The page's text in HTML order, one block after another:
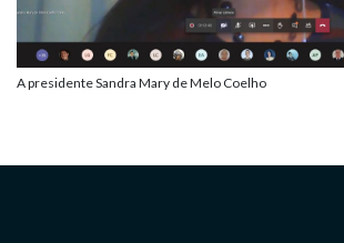
A presidente Sandra Mary de Melo Coelho